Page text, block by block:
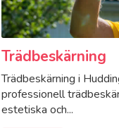
Trädbeskärning
Trädbeskärning i
professionell
estetiska och...